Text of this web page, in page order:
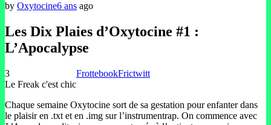
by Oxytocine6 ans ago
Les Dix Plaies d’Oxytocine #1 :
L’Apocalypse
3
Le Freak c'est chic
FrottebookFrictwitt
Chaque semaine Oxytocine sort de sa gestation pour enfanter dans
le plaisir en .txt et en .img sur l’instrumentrap. On commence avec